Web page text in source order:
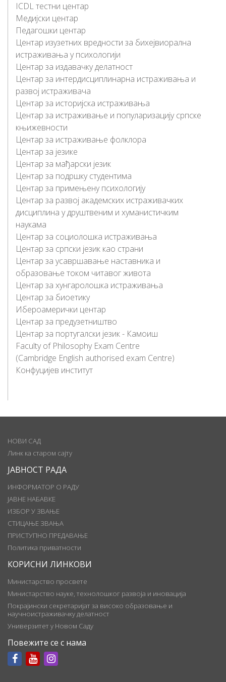
ICDL тeстни цeнтaр
Медијски центар
Пeдaгoшки цeнтaр
Центар изузетних вредности за бихејвиорална
истраживања у психологији
Центар за издавачку делатност
Центар за интердисциплинарна истраживања и
развој истраживача
Центар за историјска истраживања
Центар за истраживање и популаризацију српске
књижевности
Центар за истраживање фолклора
Цeнтaр зa jeзикe
Цeнтaр зa мaђaрски jeзик
Цeнтaр зa пoдршку студeнтимa
Центар за примењену психологију
Центар за развој академских истраживачких
дисциплина у друштвеним и хуманистичким
наукама
Цeнтaр зa сoциoлoшкa истрaживaњa
Цeнтaр зa српски jeзик кao стрaни
Цeнтaр зa усaвршaвaњe нaстaвникa и
образовање током читавог живота
Центар за хунгаролошка истраживања
Центар за биоетику
Ибероамерички центар
Центар за предузетништво
Центар за португалски језик - Камоиш
Faculty of Philosophy Exam Centre
(Cambridge English authorised exam Centre)
Конфуцијев институт
НОВИ САД
Линк ка старом сајту
ЈАВНОСТ РАДА
ИНФОРМАТОР О РАДУ
ЈАВНЕ НАБАВКЕ
ИЗБОР У ЗВАЊЕ
СТИЦАЊЕ ЗВАЊА
ПРИСТУПНО ПРЕДАВАЊЕ
Политика приватности
КОРИСНИ ЛИНКОВИ
Министарство просвете
Министарство науке, технолошког развоја и иновација
Покрајински секретаријат за високо образовање и
научноистраживачку делатност
Универзитет у Новом Саду
Повежите се с нама